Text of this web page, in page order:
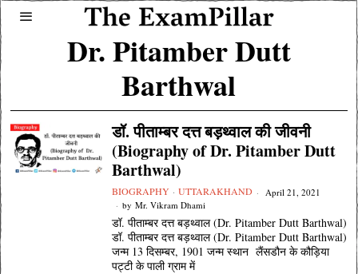
Dr. Pitamber Dutt
Barthwal
डॉ. पीताम्बर दत्त बड़थ्वाल की जीवनी
(Biography of Dr. Pitamber Dutt
Barthwal)
BIOGRAPHY · UTTARAKHAND
April 21, 2021
by Mr. Vikram Dhami
डॉ. पीताम्बर दत्त बड़थ्वाल (Dr. Pitamber Dutt Barthwal)
डॉ. पीताम्बर दत्त बड़थ्वाल (Dr. Pitamber Dutt Barthwal)
जन्म 13 दिसम्बर, 1901 जन्म स्थान लैंसडौन के कौड़िया
पट्टी के पाली ग्राम में